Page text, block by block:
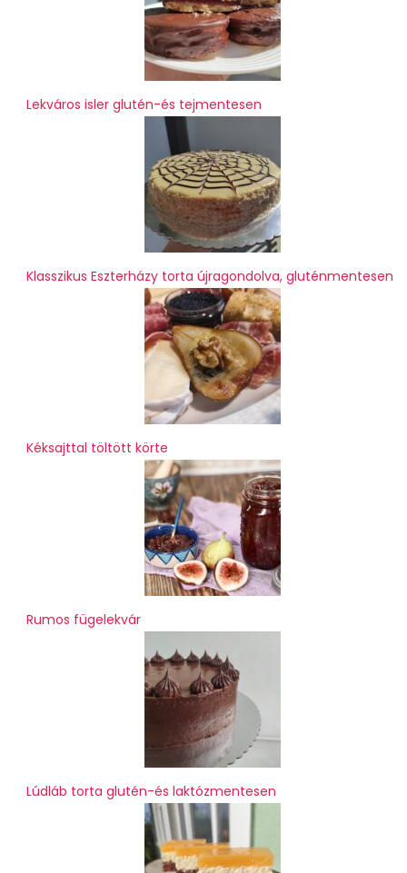
Lekváros isler glutén-és tejmentesen
Klasszikus Eszterházy torta újragondolva, gluténmentesen
Kéksajttal töltött körte
Rumos fügelekvár
Lúdláb torta glutén-és laktózmentesen